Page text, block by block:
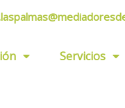
Servicios